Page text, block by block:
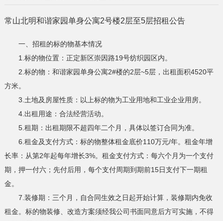
常山北明和谐家园单身公寓2号楼2层至5层招租公告
一、招租的标的物基本情况
1.标的物位置：正定新区崇因路19号纺织园区内。
2.标的物：和谐家园单身公寓2#楼的2层~5层，出租面积4520平
方米。
3.土地及房屋性质：以上标的物为工业用地和工业企业用房。
4.出租用途：合法经营活动。
5.租期：出租期限不超四年二个月，具体以签订合同为准。
6.租金及支付方式：标的物整体租金底价110万元/年。租金年增
长率：从第2年起每年增长3%。租金支付方式：每六个月为一个支付
期，押一付六；先付后用，每个支付周期到期前15日支付下一期租
金。
7.装修期：三个月，自合同生效之日起开始计算，装修期内免收
租金。标的物装修、改造方案须经我公司书面同意后方可实施，不得